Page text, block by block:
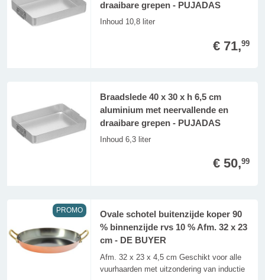
draaibare grepen - PUJADAS
Inhoud 10,8 liter
€ 71,99
Braadslede 40 x 30 x h 6,5 cm
aluminium met neervallende en
draaibare grepen - PUJADAS
Inhoud 6,3 liter
€ 50,99
PROMO
Ovale schotel buitenzijde koper 90
% binnenzijde rvs 10 % Afm. 32 x 23
cm - DE BUYER
Afm. 32 x 23 x 4,5 cm Geschikt voor alle
vuurhaarden met uitzondering van inductie